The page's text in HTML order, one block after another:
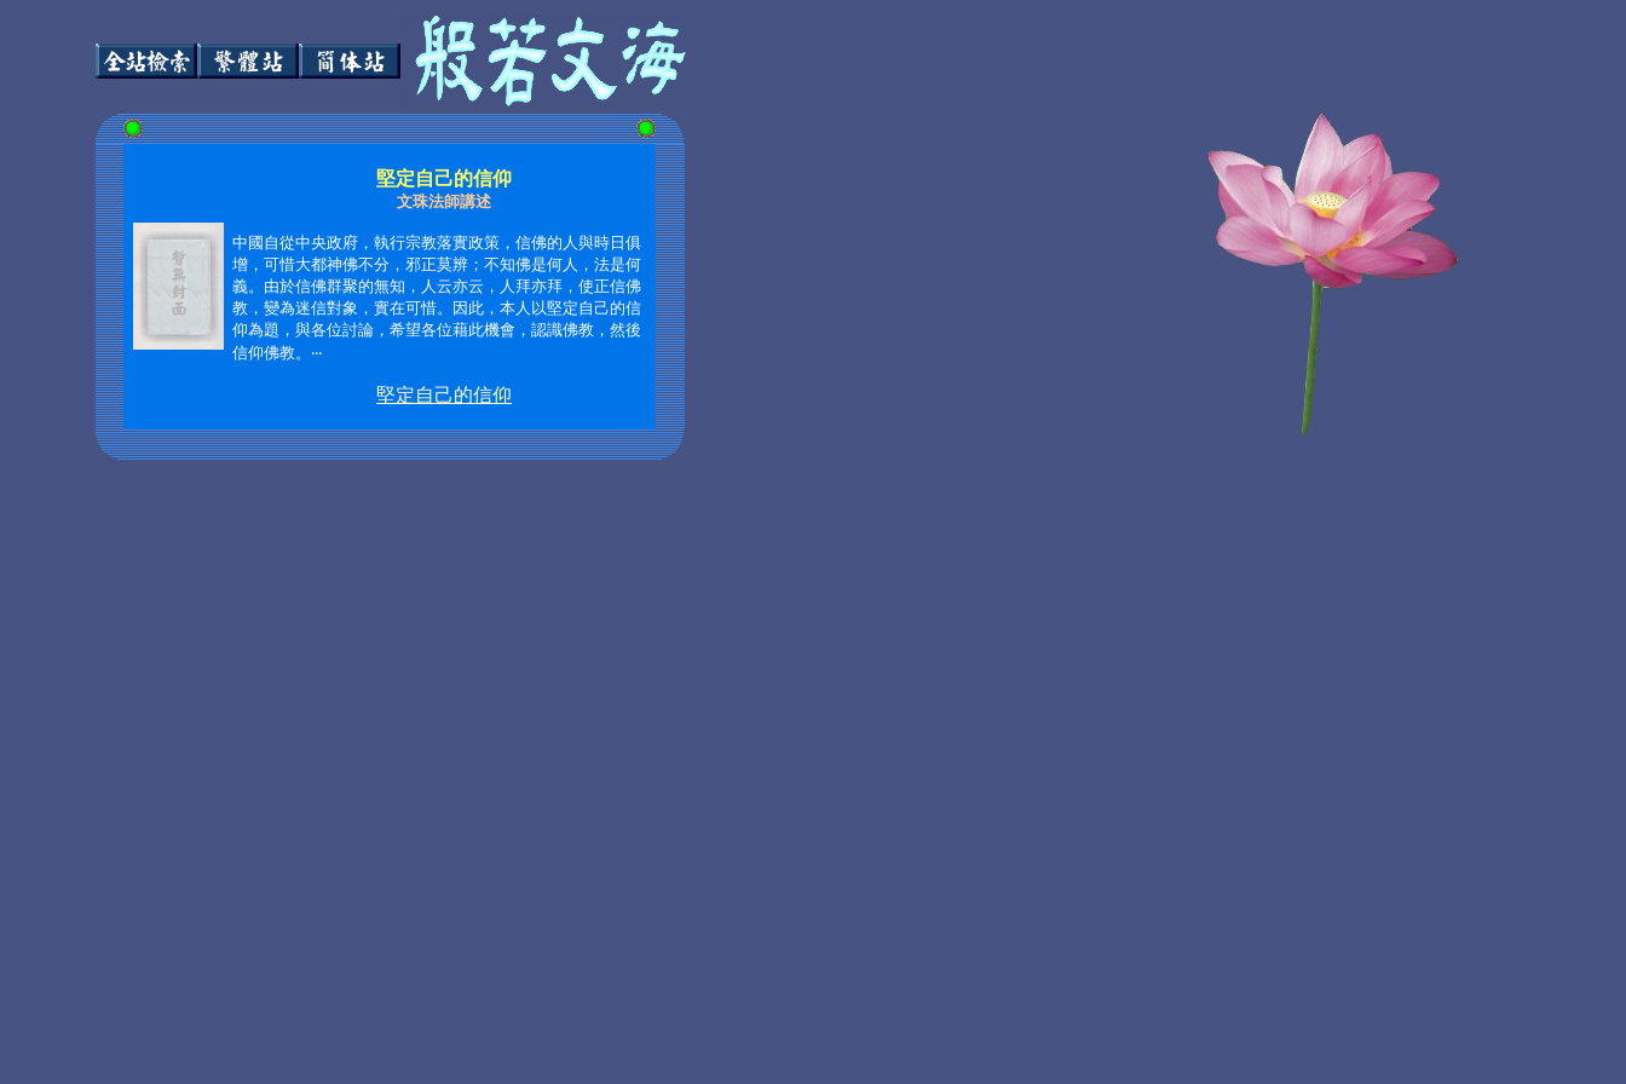
堅定自己的信仰
文珠法師講述
中國自從中央政府，執行宗教落實政策，信佛的人與時日俱
增，可惜大都神佛不分，邪正莫辨；不知佛是何人，法是何
義。由於信佛群聚的無知，人云亦云，人拜亦拜，使正信佛
教，變為迷信對象，實在可惜。因此，本人以堅定自己的信
仰為題，與各位討論，希望各位藉此機會，認識佛教，然後
信仰佛教。 ‧‧‧
堅定自己的信仰